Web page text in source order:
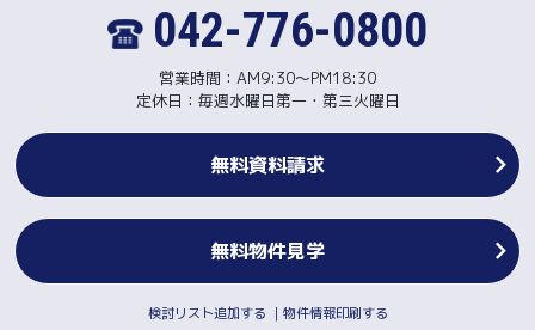
042-776-0800
営業時間：AM9:30～PM18:30
定休日：毎週水曜日第一・第三火曜日
無料資料請求
無料物件見学
検討リスト追加する ｜ 物件情報印刷する